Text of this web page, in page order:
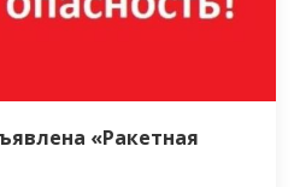
«Ракетная